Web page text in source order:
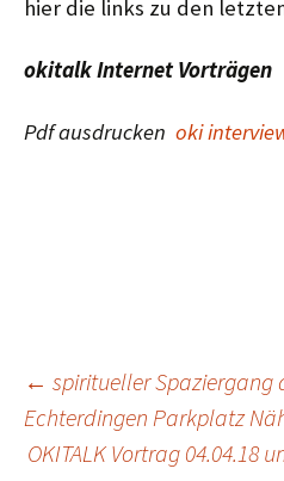
hier die links zu den
okitalk Internet Vorträgen
Pdf ausdrucken oki
← spiritueller Spaziergang
Echterdingen Parkplatz
OKITALK Vortrag 04.04.18